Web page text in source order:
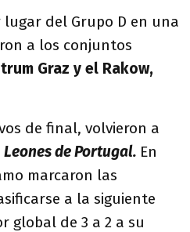
del Grupo D en una
a los conjuntos
Graz y el Rakow,
de final, volvieron a
Leones de Portugal. En
marcaron las
a la siguiente
global de 3 a 2 a su